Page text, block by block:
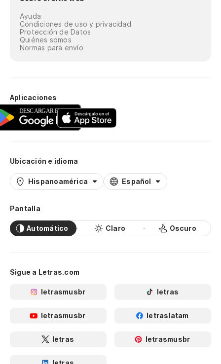
Ayuda
Condiciones de uso y privacidad
Protección de Datos
Quiénes somos
Normas para envío
Aplicaciones
Ubicación e idioma
Hispanoamérica Español
Pantalla
Automático Claro Oscuro
Sigue a Letras.com
letrasmusbr letras
letrasmusbr letraslatam
letras letrasmusbr